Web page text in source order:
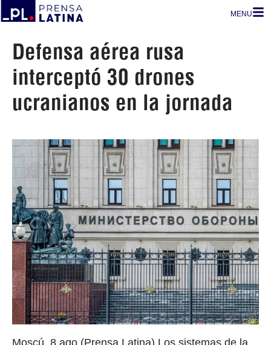
MENU
Defensa aérea rusa
interceptó 30 drones
ucranianos en la jornada
Moscú, 8 ago (Prensa Latina) Los sistemas de la